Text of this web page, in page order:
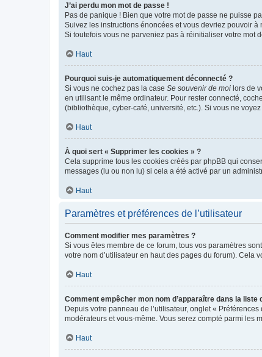
J’ai perdu mon mot de passe !
Pas de panique ! Bien que votre mot de passe ne puisse
Suivez les instructions énoncées et vous devriez pouvoir à
Si toutefois vous ne parveniez pas à réinitialiser votre mot
Haut
Pourquoi suis-je automatiquement déconnecté ?
Si vous ne cochez pas la case Se souvenir de moi lors de
en utilisant le même ordinateur. Pour rester connecté,
(bibliothèque, cyber-café, université, etc.). Si vous ne
Haut
À quoi sert « Supprimer les cookies » ?
Cela supprime tous les cookies créés par phpBB qui
messages (lu ou non lu) si cela a été activé par un
Haut
Paramètres et préférences de l’utilisateur
Comment modifier mes paramètres ?
Si vous êtes membre de ce forum, tous vos paramètres
votre nom d’utilisateur en haut des pages du forum). Cela
Haut
Comment empêcher mon nom d’apparaître dans la
Depuis votre panneau de l’utilisateur, onglet « Préférences
modérateurs et vous-même. Vous serez compté parmi les
Haut